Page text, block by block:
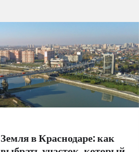
Земля в Краснодаре: как